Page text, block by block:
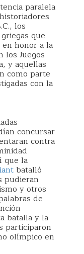
paralela
los
que
honor a la
los Juegos
y aquellas
como parte
con la
concursar
contra
que la
batalló
pudieran
y otros
de
batalla y la
participaron
olímpico en